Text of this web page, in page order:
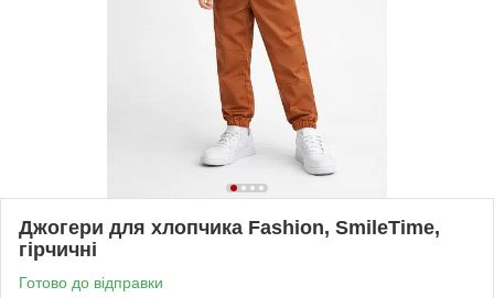
Джогери для хлопчика Fashion, SmileTime,
гірчичні
Готово до відправки